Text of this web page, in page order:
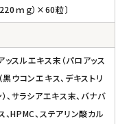
ｍｇ）×60粒〕
スルエキス末（パロアッス
黒ウコンエキス、デキストリ
、サラシアエキス末、バナバ
HPMC、ステアリン酸カル